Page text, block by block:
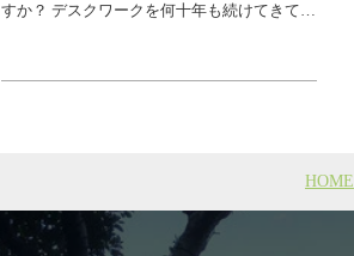
HOME
すか？ デスクワークを何十年も続けてきて、